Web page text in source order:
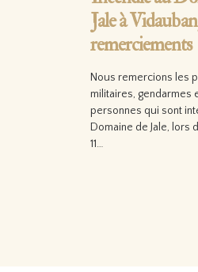
Jale à
remerciements
Nous remercions les
militaires, gendarmes
personnes qui sont
Domaine de Jale, lors
11…